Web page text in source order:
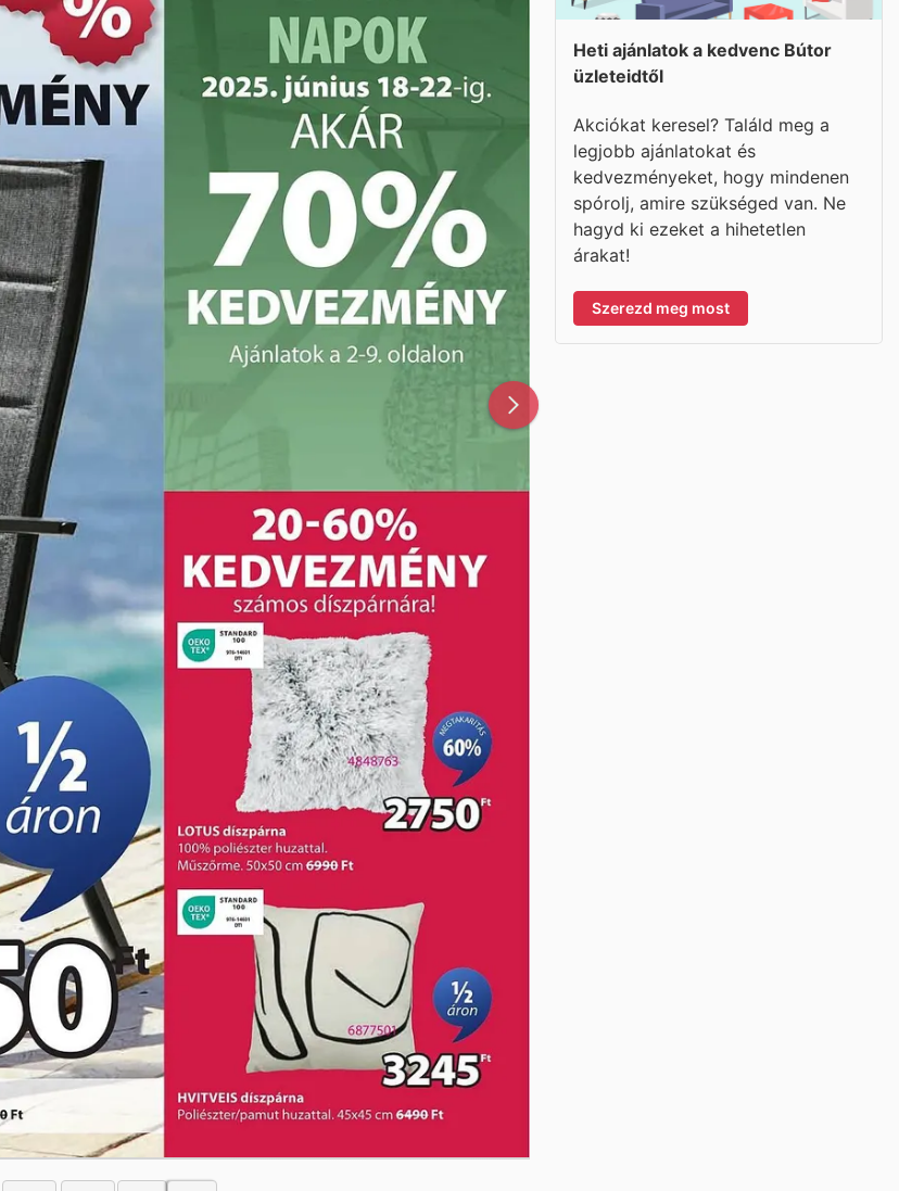
Heti ajánlatok a kedvenc Bútor
üzleteidtől
Akciókat keresel? Találd meg a
legjobb ajánlatokat és
kedvezményeket, hogy mindenen
spórolj, amire szükséged van. Ne
hagyd ki ezeket a hihetetlen
árakat!
Szerezd meg most